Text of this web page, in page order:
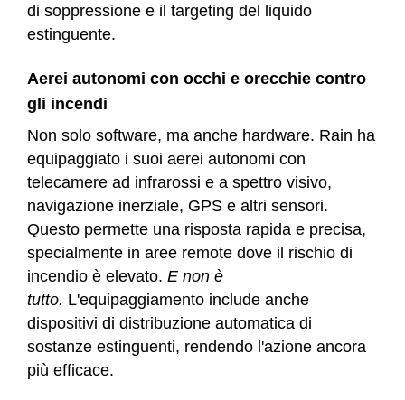
di soppressione e il targeting del liquido
estinguente.
Aerei autonomi con occhi e orecchie contro
gli incendi
Non solo software, ma anche hardware. Rain ha
equipaggiato i suoi aerei autonomi con
telecamere ad infrarossi e a spettro visivo,
navigazione inerziale, GPS e altri sensori.
Questo permette una risposta rapida e precisa,
specialmente in aree remote dove il rischio di
incendio è elevato. E non è
tutto. L'equipaggiamento include anche
dispositivi di distribuzione automatica di
sostanze estinguenti, rendendo l'azione ancora
più efficace.